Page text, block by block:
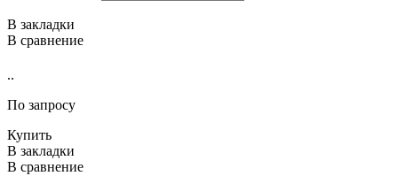
В закладки
В сравнение
..
По запросу
Купить
В закладки
В сравнение